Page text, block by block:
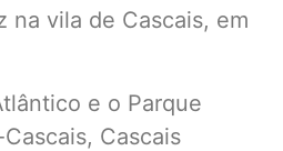
na vila de Cascais, em
e o Parque
Cascais